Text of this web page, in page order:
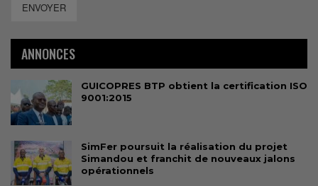
ENVOYER
ANNONCES
GUICOPRES BTP obtient la certification ISO
9001:2015
SimFer poursuit la réalisation du projet
Simandou et franchit de nouveaux jalons
opérationnels